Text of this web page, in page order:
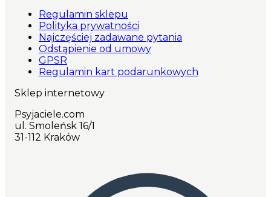
Regulamin sklepu
Polityka prywatności
Najczęściej zadawane pytania
Odstąpienie od umowy
GPSR
Regulamin kart podarunkowych
Sklep internetowy
Psyjaciele.com
ul. Smoleńsk 16/1
31-112 Kraków